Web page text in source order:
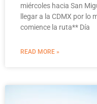
miércoles hacia San
llegar a la CDMX por lo
comience la ruta** Día
READ MORE »